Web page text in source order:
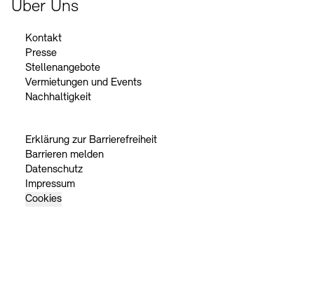
Über Uns
Kontakt
Presse
Stellenangebote
Vermietungen und Events
Nachhaltigkeit
Erklärung zur Barrierefreiheit
Barrieren melden
Datenschutz
Impressum
Cookies